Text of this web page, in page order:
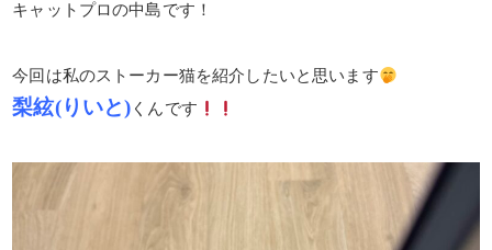
キャットプロの中島です！
今回は私のストーカー猫を紹介したいと思います
梨絃(りいと) くんです